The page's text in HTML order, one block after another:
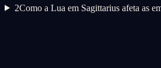
2Como a Lua em Sagittarius afeta as